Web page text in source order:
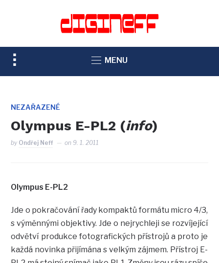
TOGGLE
SIDEBAR
NAVIGATION
MENU
NEZAŘAZENÉ
Olympus E-PL2 (info)
by Ondřej Neff on 9. 1. 2011
Olympus E-PL2
Jde o pokračování řady kompaktů formátu micro 4/3,
s výměnnými objektivy. Jde o nejrychleji se rozvíjející
odvětví produkce fotografických přístrojů a proto je
každá novinka přijímána s velkým zájmem. Přístroj E-